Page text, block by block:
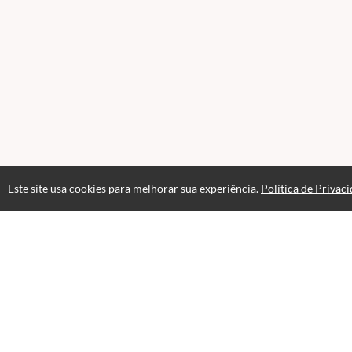
Este site usa cookies para melhorar sua experiência. Política de